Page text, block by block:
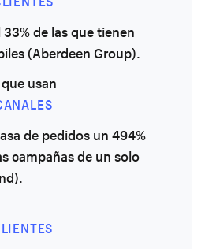
de las que tienen
(Aberdeen Group).
usan
de pedidos un 494%
campañas de un solo